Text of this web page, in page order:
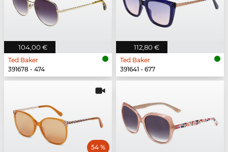
104,00 €
Ted Baker
391678 - 474
112,80 €
Ted Baker
391641 - 677
54 %